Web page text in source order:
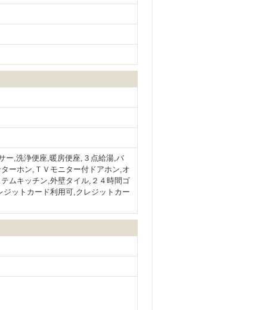
ー,洗浄便座,暖房便座,３点給湯,バ
ーホン,ＴＶモニター付ドアホン,オ
ムキッチン,外壁タイル,２４時間ゴ
ットカード利用可,クレジットカー